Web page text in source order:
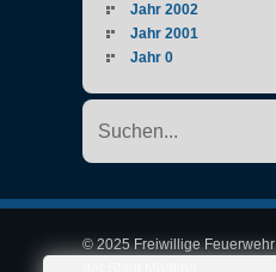
Jahr 2002
Jahr 2001
Jahr 0
© 2025 Freiwillige Feuerwehr